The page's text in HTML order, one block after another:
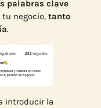
palabras clave
negocio, tanto
.
introducir la